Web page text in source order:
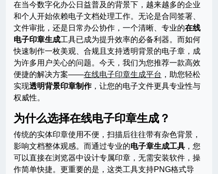
在当今数字化办公日益普及的背景下，越来越多的企业
和个人开始依赖电子文档处理工作。无论是合同签署、
文件审批，还是日常办公协作，一个清晰、专业的在线
电子印章生成工具已成为提升效率的必备利器。而如何
快速制作一枚美观、合规且支持透明背景的电子章，成
为许多用户关心的问题。今天，我们为您推荐一款高效
便捷的解决方案——在线电子印章生成平台 ，助您轻松
实现透明背景印章制作，让您的电子文件更具专业性与
权威性。
为什么选择在线电子印章生成？
传统的实体印章使用不便，扫描后往往带有杂色背景，
影响文档整体观感。而通过专业的电子章生成工具 ，您
可以直接在浏览器中设计专属印章，无需安装软件，操
作简单快捷。更重要的是，这类工具支持PNG格式导